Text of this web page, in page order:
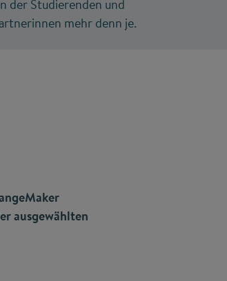
der Studierenden und
mehr denn je.
ausgewählten